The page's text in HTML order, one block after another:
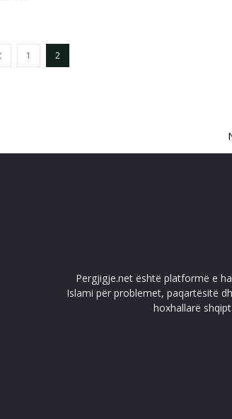
1 2
Pergjigje.net është platformë e
Islami për problemet, paqartësitë
hoxhallarë